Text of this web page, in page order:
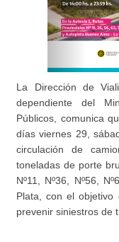
La Dirección de
dependiente del
Públicos, comunica
días viernes 29,
circulación de
toneladas de porte
Nº11, Nº36, Nº56,
Plata, con el objetivo
prevenir siniestros de